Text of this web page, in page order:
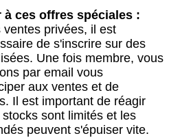
à ces offres spéciales :
privées, il est
de s'inscrire sur des
Une fois membre, vous
par email vous
aux ventes et de
Il est important de réagir
sont limités et les
peuvent s'épuiser vite.